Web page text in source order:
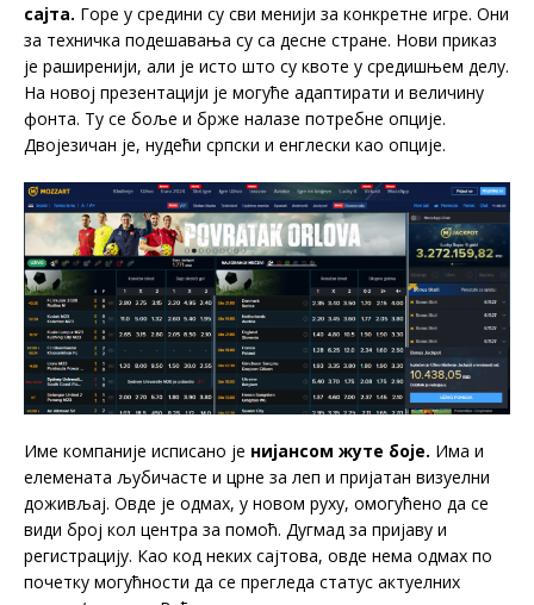
сајта. Горе у средини су сви менији за конкретне игре. Они
за техничка подешавања су са десне стране. Нови приказ
је раширенији, али је исто што су квоте у средишњем делу.
На новој презентацији је могуће адаптирати и величину
фонта. Ту се боље и брже налазе потребне опције.
Двојезичан је, нудећи српски и енглески као опције.
Име компаније исписано је нијансом жуте боје. Има и
елемената љубичасте и црне за леп и пријатан визуелни
доживљај. Овде је одмах, у новом руху, омогућено да се
види број кол центра за помоћ. Дугмад за пријаву и
регистрацију. Као код неких сајтова, овде нема одмах по
почетку могућности да се прегледа статус актуелних